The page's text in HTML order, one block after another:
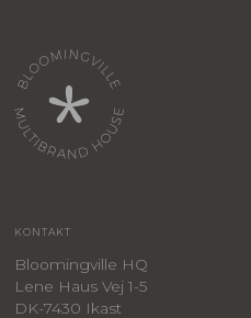
KONTAKT
Bloomingville HQ
Lene Haus Vej 1-5
DK-7430 Ikast